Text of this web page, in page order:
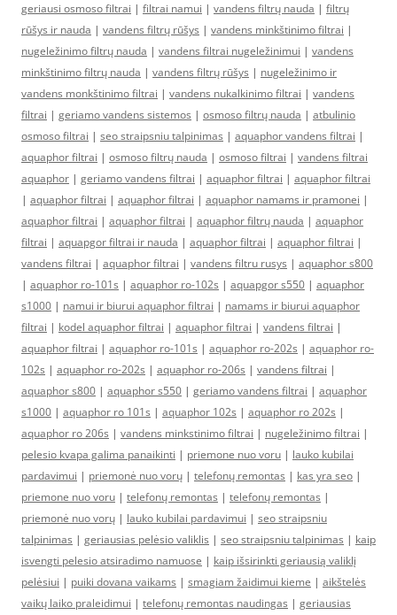
geriausi osmoso filtrai | filtrai namui | vandens filtrų nauda | filtrų
rūšys ir nauda | vandens filtrų rūšys | vandens minkštinimo filtrai |
nugeležinimo filtrų nauda | vandens filtrai nugeležinimui | vandens
minkštinimo filtrų nauda | vandens filtrų rūšys | nugeležinimo ir
vandens monkštinimo filtrai | vandens nukalkinimo filtrai | vandens
filtrai | geriamo vandens sistemos | osmoso filtrų nauda | atbulinio
osmoso filtrai | seo straipsniu talpinimas | aquaphor vandens filtrai |
aquaphor filtrai | osmoso filtrų nauda | osmoso filtrai | vandens filtrai
aquaphor | geriamo vandens filtrai | aquaphor filtrai | aquaphor filtrai
| aquaphor filtrai | aquaphor filtrai | aquaphor namams ir pramonei |
aquaphor filtrai | aquaphor filtrai | aquaphor filtrų nauda | aquaphor
filtrai | aquapgor filtrai ir nauda | aquaphor filtrai | aquaphor filtrai |
vandens filtrai | aquaphor filtrai | vandens filtru rusys | aquaphor s800
| aquaphor ro-101s | aquaphor ro-102s | aquapgor s550 | aquaphor
s1000 | namui ir biurui aquaphor filtrai | namams ir biurui aquaphor
filtrai | kodel aquaphor filtrai | aquaphor filtrai | vandens filtrai |
aquaphor filtrai | aquaphor ro-101s | aquaphor ro-202s | aquaphor ro-
102s | aquaphor ro-202s | aquaphor ro-206s | vandens filtrai |
aquaphor s800 | aquaphor s550 | geriamo vandens filtrai | aquaphor
s1000 | aquaphor ro 101s | aquaphor 102s | aquaphor ro 202s |
aquaphor ro 206s | vandens minkstinimo filtrai | nugeležinimo filtrai |
pelesio kvapa galima panaikinti | priemone nuo voru | lauko kubilai
pardavimui | priemonė nuo vorų | telefonų remontas | kas yra seo |
priemone nuo voru | telefonų remontas | telefonų remontas |
priemonė nuo vorų | lauko kubilai pardavimui | seo straipsniu
talpinimas | geriausias pelėsio valiklis | seo straipsniu talpinimas | kaip
isvengti pelesio atsiradimo namuose | kaip išsirinkti geriausią valiklį
pelėsiui | puiki dovana vaikams | smagiam žaidimui kieme | aikštelės
vaikų laiko praleidimui | telefonų remontas naudingas | geriausias